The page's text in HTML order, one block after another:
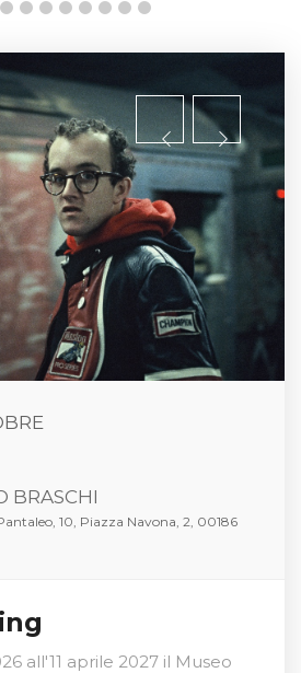
BRASCHI
10, Piazza Navona, 2, 00186
all'11 aprile 2027 il Museo